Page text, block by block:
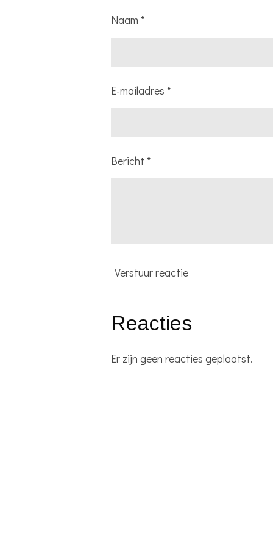
Naam *
E-mailadres *
Bericht *
Verstuur reactie
Reacties
Er zijn geen reacties geplaatst.